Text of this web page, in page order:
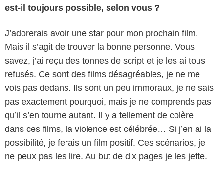
est-il toujours possible, selon vous ?
J’adorerais avoir une star pour mon prochain film.
Mais il s’agit de trouver la bonne personne. Vous
savez, j’ai reçu des tonnes de script et je les ai tous
refusés. Ce sont des films désagréables, je ne me
vois pas dedans. Ils sont un peu immoraux, je ne sais
pas exactement pourquoi, mais je ne comprends pas
qu’il s’en tourne autant. Il y a tellement de colère
dans ces films, la violence est célébrée… Si j’en ai la
possibilité, je ferais un film positif. Ces scénarios, je
ne peux pas les lire. Au but de dix pages je les jette.